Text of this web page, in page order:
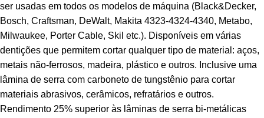
ser usadas em todos os modelos de máquina (Black&Decker,
Bosch, Craftsman, DeWalt, Makita 4323-4324-4340, Metabo,
Milwaukee, Porter Cable, Skil etc.). Disponíveis em várias
dentições que permitem cortar qualquer tipo de material: aços,
metais não-ferrosos, madeira, plástico e outros. Inclusive uma
lâmina de serra com carboneto de tungstênio para cortar
materiais abrasivos, cerâmicos, refratários e outros.
Rendimento 25% superior às lâminas de serra bi-metálicas